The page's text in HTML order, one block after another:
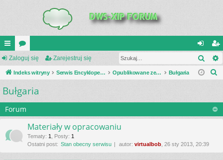
UI
C
K
_L
IN
K
or
a
al
og
si
ę
ar
ej
tru
j
Zaloguj się Zarejestruj się
Indeks witryny Serwis Encyklopedia Uzbrojenia Opublikowane zestawienia Bułgaria
a
Bułgaria
Forum
Materiały w opracowaniu
Tematy: 1 Posty: 1
Ostatni post: Stan obecny serwisu autor: virtualbob , 26 sty 2013, 20:39